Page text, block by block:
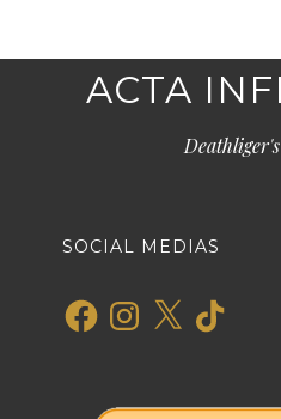
ACTA
SOCIAL MEDIAS
FacebookInstagram
X TikTok